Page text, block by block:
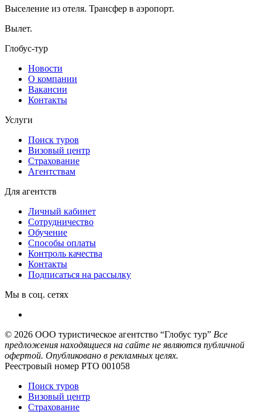
Выселение из отеля. Трансфер в аэропорт.
Вылет.
Глобус-тур
Новости
О компании
Вакансии
Контакты
Услуги
Поиск туров
Визовый центр
Страхование
Агентствам
Для агентств
Личный кабинет
Сотрудничество
Обучение
Способы оплаты
Контроль качества
Контакты
Подписаться на рассылку
Мы в соц. сетях
© 2026 ООО туристическое агентство “Глобус тур” Все
предложения находящиеся на сайте не являются публичной
офертой. Опубликовано в рекламных целях.
Реестровый номер РТО 001058
Поиск туров
Визовый центр
Страхование